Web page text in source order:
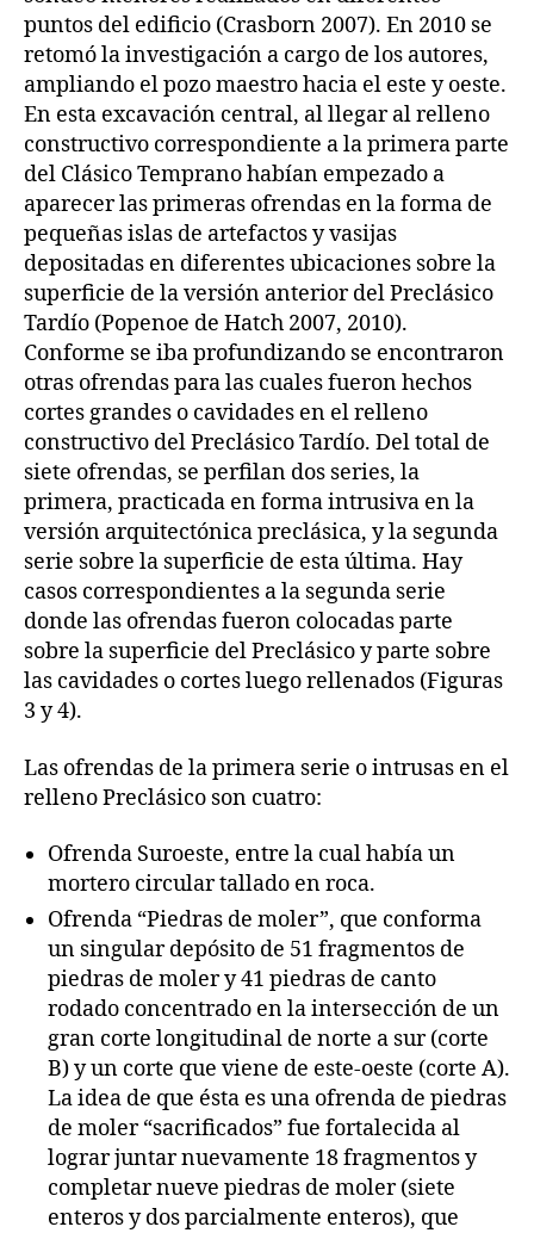
puntos del edificio (Crasborn 2007). En 2010 se
retomó la investigación a cargo de los autores,
ampliando el pozo maestro hacia el este y oeste.
En esta excavación central, al llegar al relleno
constructivo correspondiente a la primera parte
del Clásico Temprano habían empezado a
aparecer las primeras ofrendas en la forma de
pequeñas islas de artefactos y vasijas
depositadas en diferentes ubicaciones sobre la
superficie de la versión anterior del Preclásico
Tardío (Popenoe de Hatch 2007, 2010).
Conforme se iba profundizando se encontraron
otras ofrendas para las cuales fueron hechos
cortes grandes o cavidades en el relleno
constructivo del Preclásico Tardío. Del total de
siete ofrendas, se perfilan dos series, la
primera, practicada en forma intrusiva en la
versión arquitectónica preclásica, y la segunda
serie sobre la superficie de esta última. Hay
casos correspondientes a la segunda serie
donde las ofrendas fueron colocadas parte
sobre la superficie del Preclásico y parte sobre
las cavidades o cortes luego rellenados (Figuras
3 y 4).
Las ofrendas de la primera serie o intrusas en el
relleno Preclásico son cuatro:
Ofrenda Suroeste, entre la cual había un
mortero circular tallado en roca.
Ofrenda “Piedras de moler”, que conforma
un singular depósito de 51 fragmentos de
piedras de moler y 41 piedras de canto
rodado concentrado en la intersección de un
gran corte longitudinal de norte a sur (corte
B) y un corte que viene de este-oeste (corte A).
La idea de que ésta es una ofrenda de piedras
de moler “sacrificados” fue fortalecida al
lograr juntar nuevamente 18 fragmentos y
completar nueve piedras de moler (siete
enteros y dos parcialmente enteros), que